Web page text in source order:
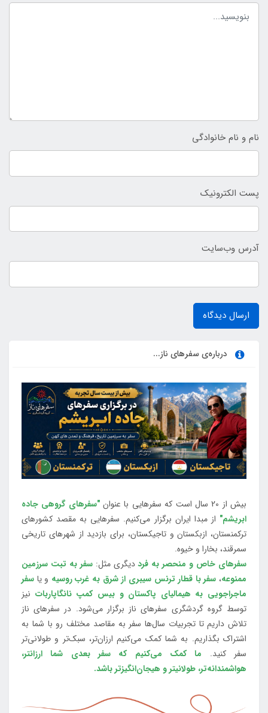
نام و نام خانوادگی
پست الکترونیک
آدرس وب‌سایت
ارسال دیدگاه
درباره‌ی سفرهای ناز...
بیش از 20 سال است که سفرهایی با عنوان
"سفرهای گروهی جاده
ابریشم" از مبدا ایران برگزار می‌کنیم. سفرهایی به مقصد کشورهای
ترکمنستان، ازبکستان و تاجیکستان، برای بازدید از شهرهای تاریخی
سمرقند، بخارا و خیوه.
سفرهای خاص و منحصر به فرددیگری مثل:سفر به تبت سرزمین
ممنوعه، سفر با قطار ترنس سیبری از شرق به غرب روسیه و یا سفر
ماجراجویی به هیمالیای پاکستان و بیس کمپ نانگاپاربات نیز
توسط گروه گردشگری سفرهای ناز برگزار می‌شود. در سفرهای ناز
تلاش داریم تا تجربیات سال‌ها سفر به مقاصد مختلف رو با شما به
اشتراک بگذاریم. به شما کمک می‌کنیم ارزان‌تر، سبک‌تر و طولانی‌تر
سفر کنید. ما کمک می‌کنیم که سفر بعدی شما ارزانتر،
هواشمندانه‌تر، طولانی‎تر و هیجان‌انگیزتر باشد.